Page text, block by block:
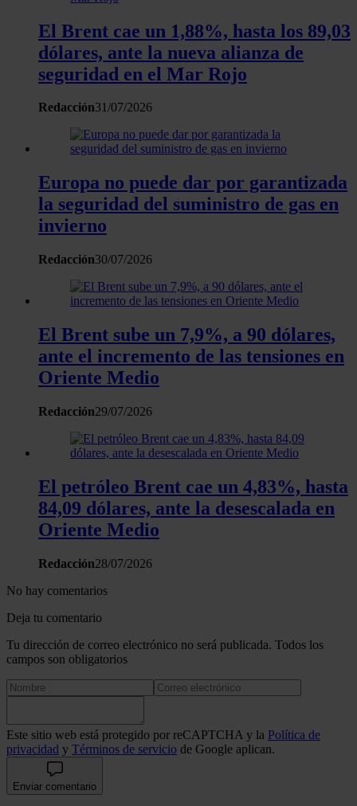
el contenido y los anuncios, ofrecer funciones de redes
sociales y analizar el tráfico. Además, compartimos
información sobre el uso que haga del sitio web con
nuestros partners de redes sociales, publicidad y análisis
web, quienes pueden combinarla con otra información
El Brent cae un 1,88%, hasta los 89,03
dólares, ante la nueva alianza de
seguridad en el Mar Rojo
Redacción31/07/2026
Europa no puede dar por garantizada
la seguridad del suministro de gas en
invierno
Redacción30/07/2026
El Brent sube un 7,9%, a 90 dólares,
ante el incremento de las tensiones en
Oriente Medio
Redacción29/07/2026
El petróleo Brent cae un 4,83%, hasta
84,09 dólares, ante la desescalada en
Oriente Medio
Redacción28/07/2026
No hay comentarios
Deja tu comentario
Tu dirección de correo electrónico no será publicada. Todos los
campos son obligatorios
Este sitio web está protegido por reCAPTCHA y la Política de
privacidad y Términos de servicio de Google aplican.
Enviar comentario